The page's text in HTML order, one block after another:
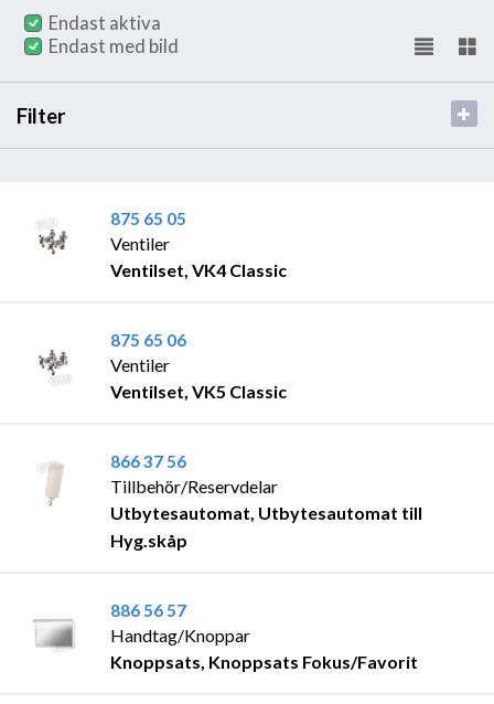
Endast aktiva
Endast med bild
Filter
875 65 05
Ventiler
Ventilset, VK4 Classic
875 65 06
Ventiler
Ventilset, VK5 Classic
866 37 56
Tillbehör/Reservdelar
Utbytesautomat, Utbytesautomat till
Hyg.skåp
886 56 57
Handtag/Knoppar
Knoppsats, Knoppsats Fokus/Favorit